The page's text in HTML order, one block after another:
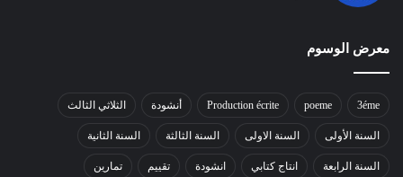
معرض الوسوم
3éme
poeme
Production écrite أنشودة الثلاثي الثالث
السنة الأولى السنة الاولى السنة الثالثة السنة الثانية
السنة الرابعة انتاج كتابي انشودة تقييم تمارين